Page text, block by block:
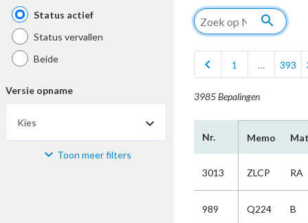
Status actief
Status vervallen
Beide
Versie opname
Kies
Materiaal Toon meer filters
search
chevron_left 1 … 393
3985 Bepalingen
Nr. Memo
3013 ZLCP RA
989 Q224 B